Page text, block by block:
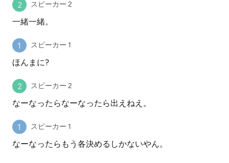
スピーカー 2
一緒一緒。
スピーカー 1
ほんまに?
スピーカー 2
なーなったらなーなったら出えねえ。
スピーカー 1
なーなったらもう各決めるしかないやん。